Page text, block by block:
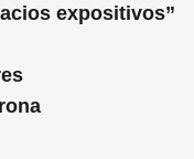
expositivos”